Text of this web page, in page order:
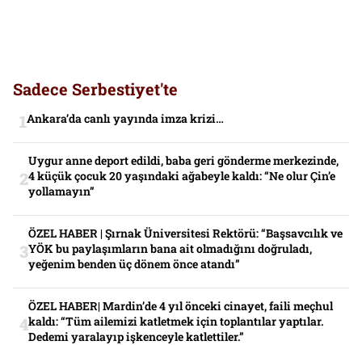
Sadece Serbestiyet'te
Ankara’da canlı yayında imza krizi…
Uygur anne deport edildi, baba geri gönderme merkezinde,
4 küçük çocuk 20 yaşındaki ağabeyle kaldı: “Ne olur Çin’e
yollamayın”
ÖZEL HABER | Şırnak Üniversitesi Rektörü: “Başsavcılık ve
YÖK bu paylaşımların bana ait olmadığını doğruladı,
yeğenim benden üç dönem önce atandı”
ÖZEL HABER| Mardin’de 4 yıl önceki cinayet, faili meçhul
kaldı: “Tüm ailemizi katletmek için toplantılar yaptılar.
Dedemi yaralayıp işkenceyle katlettiler.”